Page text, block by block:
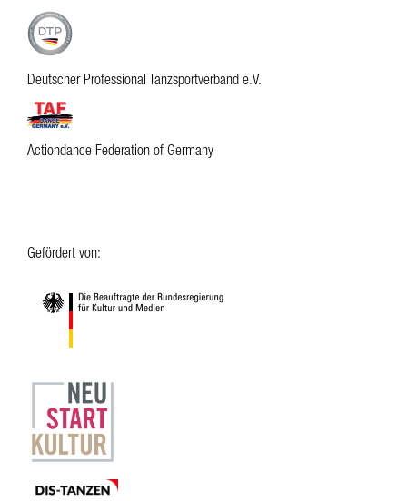
Deutscher Professional Tanzsportverband e.V.
Actiondance Federation of Germany
Gefördert von: